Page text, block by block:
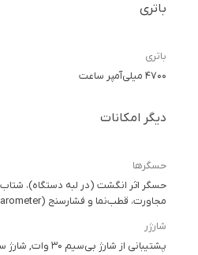
باتری
باتری
۴۷۰۰ میلی‌آمپر ساعت
دیگر امکانات
حسگرها
حسگر اثر انگشت (در لبه دستگاه)،
مجاورت، قطب‌نما و فشارسنج (barometer)
شارژر